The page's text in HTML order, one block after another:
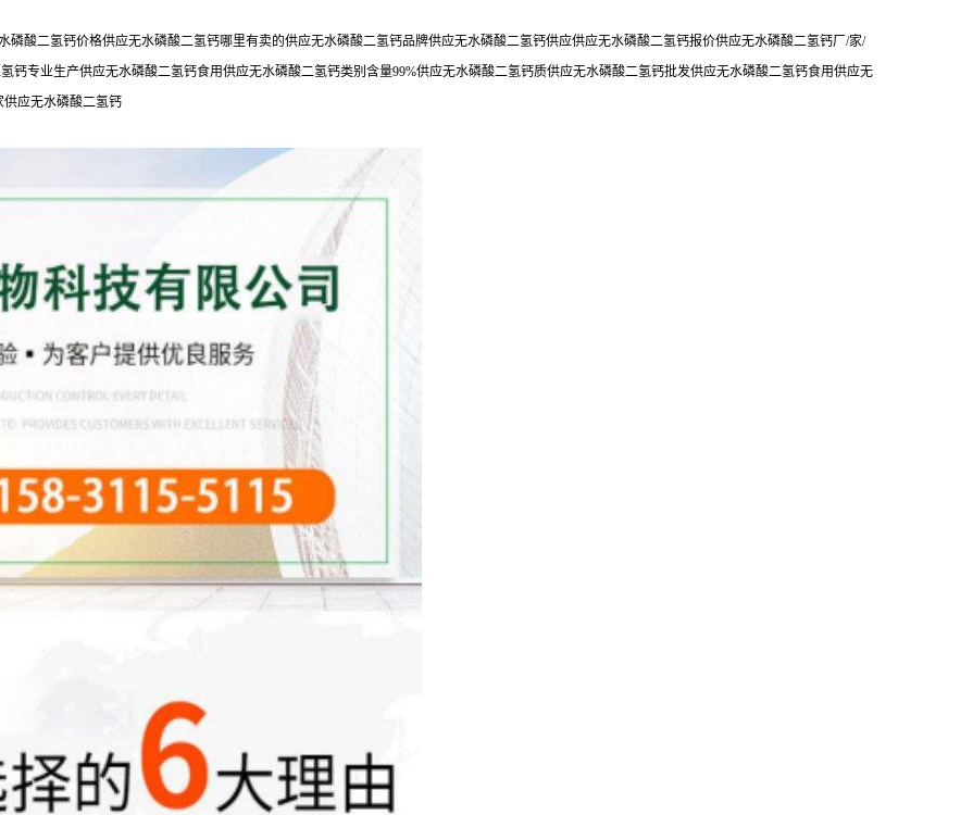
酸二氢钙价格供应无水磷酸二氢钙哪里有卖的供应无水磷酸二氢钙品牌供应无水磷酸二氢钙供应供应无水磷酸二氢钙报价供应无水磷酸二氢钙厂/家/
钙专业生产供应无水磷酸二氢钙食用供应无水磷酸二氢钙类别含量99%供应无水磷酸二氢钙质供应无水磷酸二氢钙批发供应无水磷酸二氢钙食用供应无
应无水磷酸二氢钙